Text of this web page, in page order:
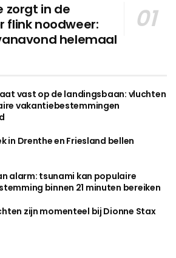
zorgt in de
flink noodweer:
helemaal
vast op de landingsbaan: vluchten
vakantiebestemmingen
in Drenthe en Friesland bellen
alarm: tsunami kan populaire
binnen 21 minuten bereiken
zijn momenteel bij Dionne Stax